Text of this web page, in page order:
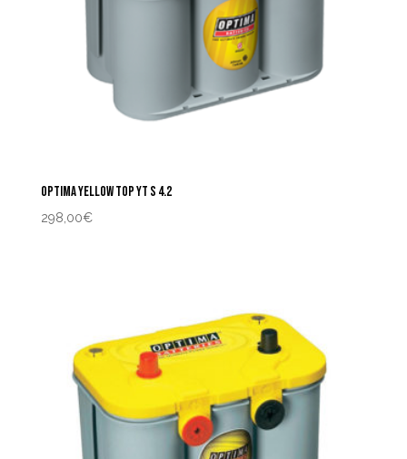
OPTIMA YELLOW TOP YT S 4.2
298,00€